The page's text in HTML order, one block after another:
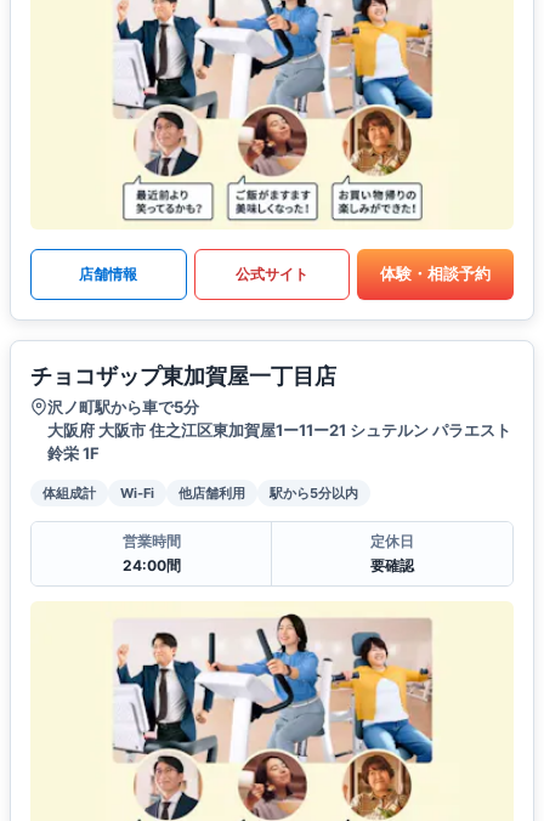
店舗情報 公式サイト 体験・相談予約
チョコザップ東加賀屋一丁目店
沢ノ町駅から車で5分
大阪府 大阪市 住之江区東加賀屋1ー11ー21 シュテルン パラエスト
鈴栄 1F
体組成計 Wi-Fi 他店舗利用 駅から5分以内
営業時間
24:00間
定休日
要確認